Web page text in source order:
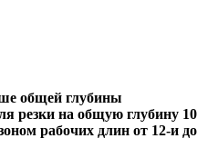
общей глубины
резки на общую глубину 10
рабочих длин от 12-и до